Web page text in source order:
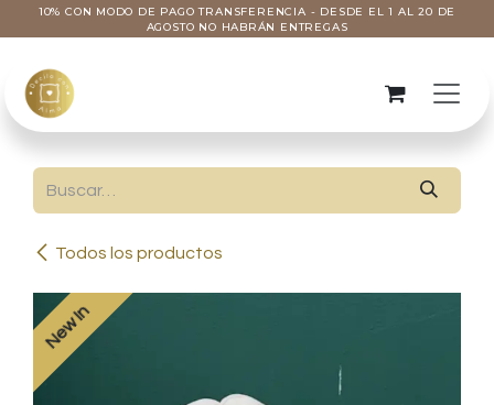
Ir al contenido
10% CON MODO DE PAGO TRANSFERENCIA - DESDE EL 1 AL 20 DE
AGOSTO NO HABRÁN ENTREGAS
Todos los productos
New In